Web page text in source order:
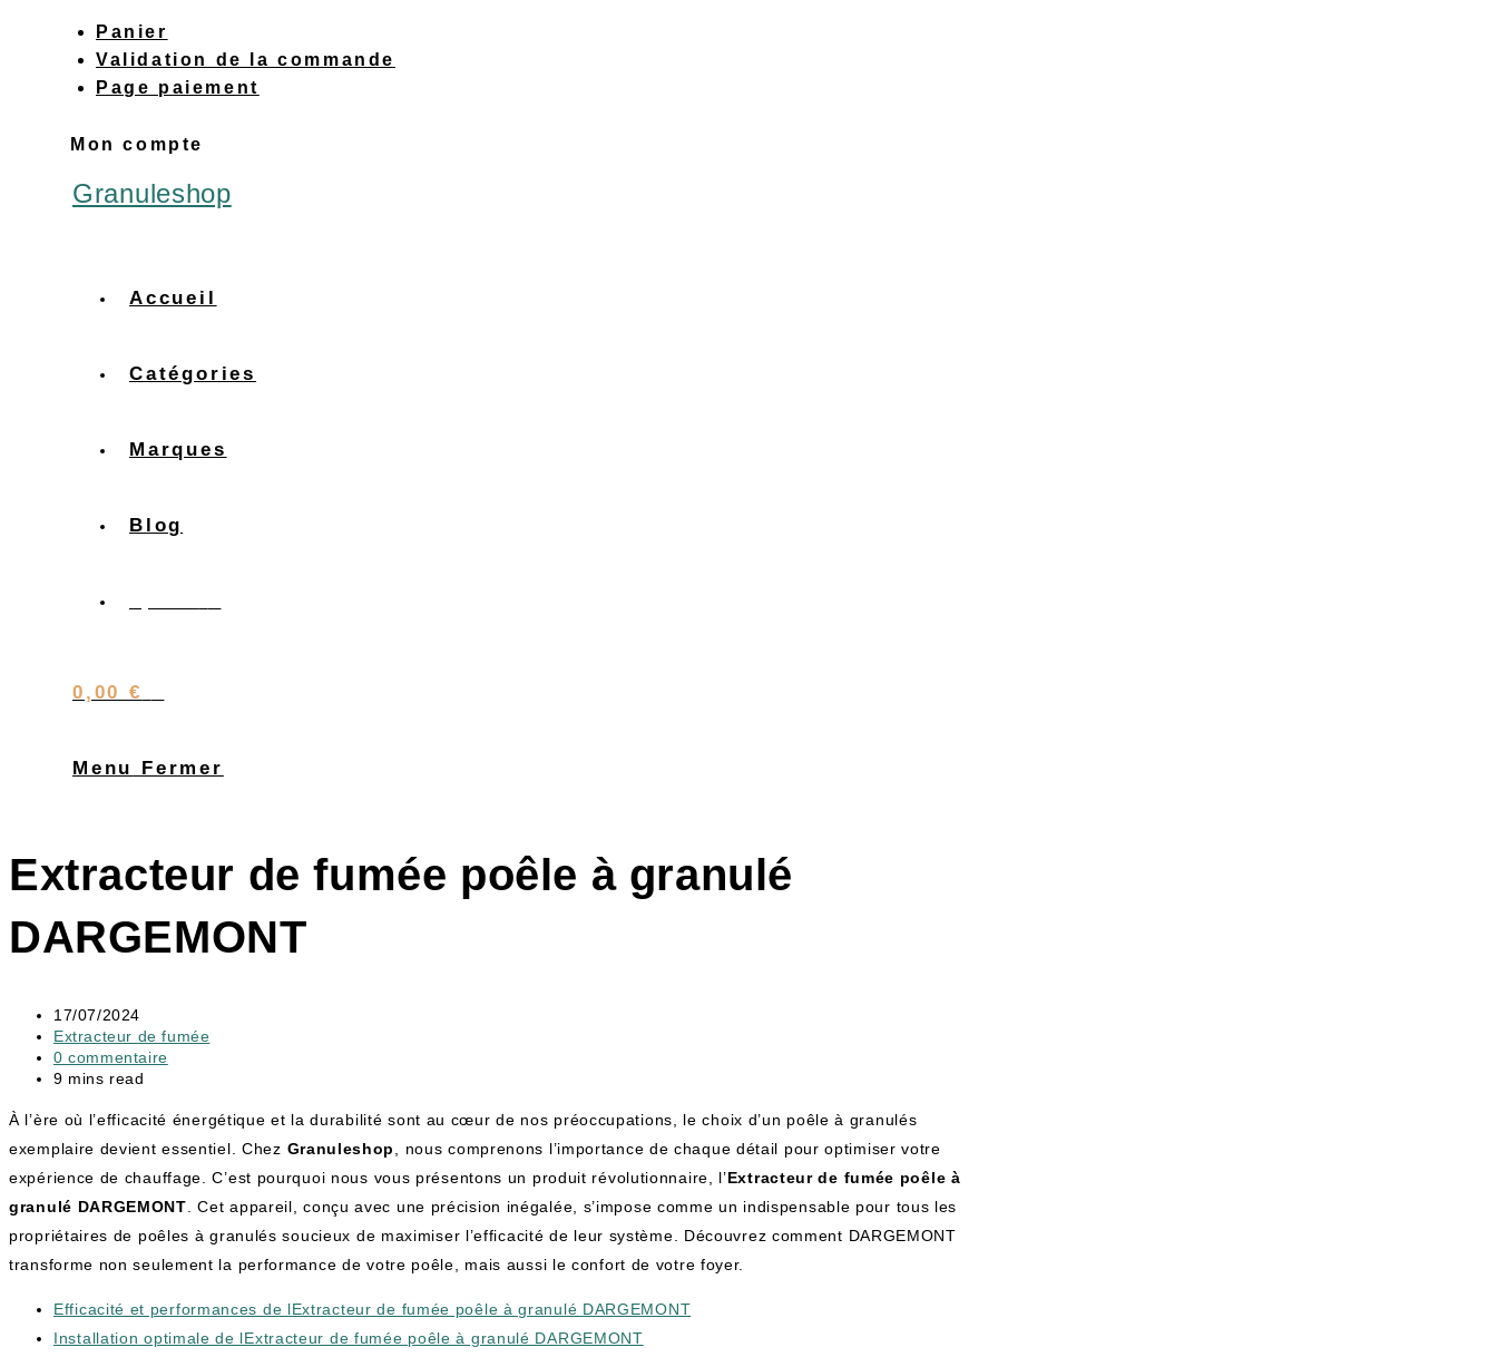
Panier
Validation de la commande
Page paiement
Mon compte
Granuleshop
Accueil
Catégories
Marques
Blog
0,00 €
Menu Fermer
Extracteur de fumée poêle à granulé
DARGEMONT
17/07/2024
Extracteur de fumée
0 commentaire
9 mins read
À l’ère où l’efficacité énergétique et la durabilité sont au cœur de nos préoccupations, le choix d’un poêle à granulés
exemplaire devient essentiel. Chez Granuleshop, nous comprenons l’importance de chaque détail pour optimiser votre
expérience de chauffage. C’est pourquoi nous vous présentons un produit révolutionnaire, l’Extracteur de fumée poêle à
granulé DARGEMONT. Cet appareil, conçu avec une précision inégalée, s’impose comme un indispensable pour tous les
propriétaires de poêles à granulés soucieux de maximiser l’efficacité de leur système. Découvrez comment DARGEMONT
transforme non seulement la performance de votre poêle, mais aussi le confort de votre foyer.
Efficacité et performances de lExtracteur de fumée poêle à granulé DARGEMONT
Installation optimale de lExtracteur de fumée poêle à granulé DARGEMONT